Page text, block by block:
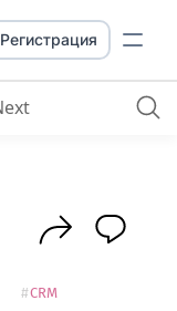
Регистрация
Next
CRM